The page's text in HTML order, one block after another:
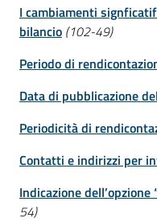
I cambiamenti
bilancio (102-49)
Periodo di
Data di pubblicazione
Periodicità di
Contatti e indirizzi per
Indicazione
54)